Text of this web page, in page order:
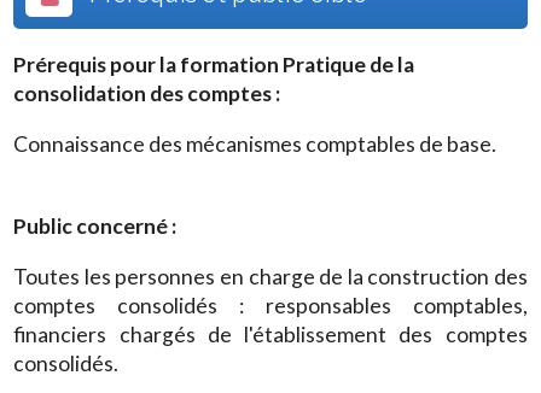
Prérequis pour la formation Pratique de la
consolidation des comptes:
Connaissance des mécanismes comptables de base.
Public concerné :
Toutes les personnes en charge de la construction des
comptes consolidés : responsables comptables,
financiers chargés de l'établissement des comptes
consolidés.